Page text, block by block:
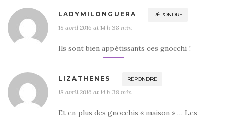
LADYMILONGUERA RÉPONDRE
18 avril 2016 at 14 h 38 min
Ils sont bien appétissants ces gnocchi !
LIZATHENES RÉPONDRE
18 avril 2016 at 14 h 38 min
Et en plus des gnocchis « maison » … Les